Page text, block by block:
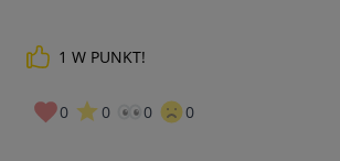
1 W PUNKT!
0 0 0 0